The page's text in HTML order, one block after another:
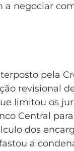
a negociar
pela
revisional
limitou os
Central
dos
a